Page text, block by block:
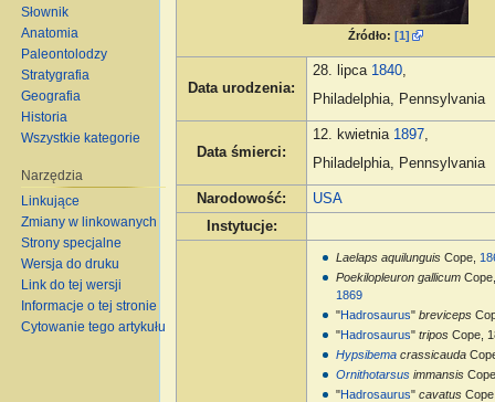
Źródło: [1]
Data urodzenia:
28. lipca 1840,
Philadelphia, Pennsylvania
Data śmierci:
12. kwietnia 1897,
Philadelphia, Pennsylvania
Narodowość:
USA
Instytucje:
Laelaps aquilunguisCope,
Poekilopleuron gallicum
1869
"Hadrosaurus" breviceps
"Hadrosaurus" triposCope,
Hypsibemacrassicauda
Ornithotarsusimmansis
"Hadrosaurus" cavatus
Słownik
Anatomia
Paleontolodzy
Stratygrafia
Geografia
Historia
Wszystkie kategorie
Narzędzia
Linkujące
Zmiany w linkowanych
Strony specjalne
Wersja do druku
Link do tej wersji
Informacje o tej stronie
Cytowanie tego artykułu